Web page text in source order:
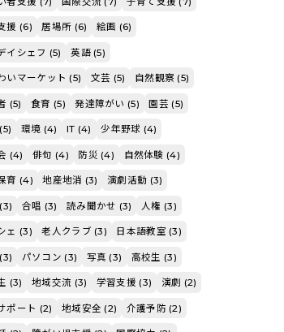
援 (6) 居場所 (6) 絵画 (6)
イシェフ (5) 英語 (5)
いマーケット (5) 文芸 (5) 自然観察 (5)
(5) 食育 (5) 発達障がい (5) 園芸 (5)
環境 (4) IT (4) 少年野球 (4)
(4) 俳句 (4) 防災 (4) 自然体験 (4)
育 (4) 地産地消 (3) 演劇活動 (3)
合唱 (3) 読み聞かせ (3) 人権 (3)
ェ (3) 老人クラブ (3) 日本語教室 (3)
パソコン (3) 写真 (3) 高校生 (3)
(3) 地域交流 (3) 学習支援 (3) 演劇 (2)
ポート (2) 地域安全 (2) 介護予防 (2)